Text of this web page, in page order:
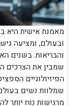
מאמנת אישית היא
ובעולם, ומציעה
והבריאות. בשנים
שמבין את הצרכים
הפיזיולוגיים
מרגישות נוח יותר